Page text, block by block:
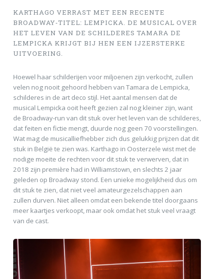
KARTHAGO VERRAST MET EEN RECENTE
BROADWAY-TITEL: LEMPICKA. DE MUSICAL OVER
HET LEVEN VAN DE SCHILDERES TAMARA DE
LEMPICKA KRIJGT BIJ HEN EEN IJZERSTERKE
UITVOERING.
Hoewel haar schilderijen voor miljoenen zijn verkocht, zullen
velen nog nooit gehoord hebben van Tamara de Lempicka,
schilderes in de art deco stijl. Het aantal mensen dat de
musical Lempicka ooit heeft gezien zal nog kleiner zijn, want
de Broadway-run van dit stuk over het leven van de schilderes,
dat feiten en fictie mengt, duurde nog geen 70 voorstellingen.
Wat mag de musicalliefhebber zich dus gelukkig prijzen dat dit
stuk in België te zien was. Karthago in Oosterzele wist met de
nodige moeite de rechten voor dit stuk te verwerven, dat in
2018 zijn première had in Williamstown, en slechts 2 jaar
geleden op Broadway stond. Een unieke mogelijkheid dus om
dit stuk te zien, dat niet veel amateurgezelschappen aan
zullen durven. Niet alleen omdat een bekende titel doorgaans
meer kaartjes verkoopt, maar ook omdat het stuk veel vraagt
van de cast.